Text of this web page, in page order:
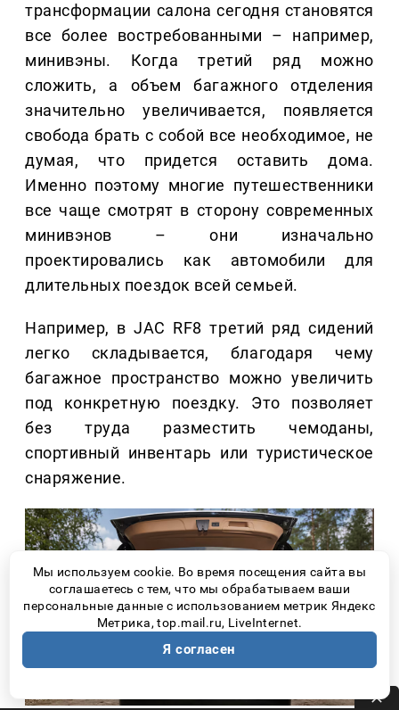
трансформации салона сегодня становятся
все более востребованными – например,
минивэны. Когда третий ряд можно
сложить, а объем багажного отделения
значительно увеличивается, появляется
свобода брать с собой все необходимое, не
думая, что придется оставить дома.
Именно поэтому многие путешественники
все чаще смотрят в сторону современных
минивэнов – они изначально
проектировались как автомобили для
длительных поездок всей семьей.
Например, в JAC RF8 третий ряд сидений
легко складывается, благодаря чему
багажное пространство можно увеличить
под конкретную поездку. Это позволяет
без труда разместить чемоданы,
спортивный инвентарь или туристическое
снаряжение.
Мы используем cookie. Во время посещения сайта вы
соглашаетесь с тем, что мы обрабатываем ваши
персональные данные с использованием метрик Яндекс
Метрика, top.mail.ru, LiveInternet.
Я согласен